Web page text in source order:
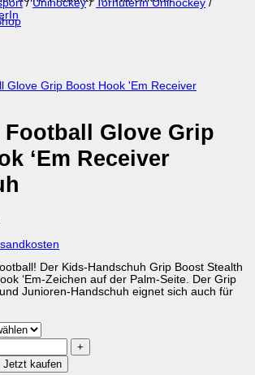
/ Unihockey / TorhüterIn Unihockey /
Glove Grip
‘Em Receiver
Der Kids-Handschuh Grip Boost Stealth
‘Em-Zeichen auf der Palm-Seite. Der Grip
Junioren-Handschuh eignet sich auch für
Jetzt kaufen